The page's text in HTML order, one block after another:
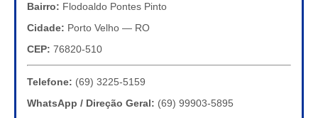
Bairro: Flodoaldo Pontes Pinto
Cidade: Porto Velho — RO
CEP: 76820-510
Telefone: (69) 3225-5159
WhatsApp / Direção Geral: (69) 99903-5895